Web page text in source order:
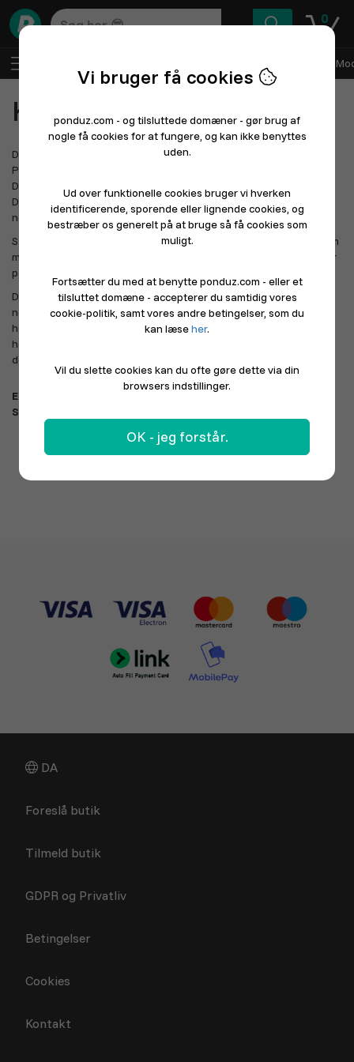
0
Kontakt Ponduz
Det er vigtigt for os at oplyse dig om at ponduz.com, som drives af
Ponduz ApS, er 100% dansk, og afregner SKAT, MOMS osv. i
Danmark. Ingen penge overføres til udlandet - alt forbliver i
Danmark. Dét synes vi er værd at tænke over, når du handler på
nettet.
Samtidig arbejder vi hårdt på at gøre det så billigt og attraktivt som
muligt for danske butikker og online sælgere, at sælge deres varer
på nettet.
Du er altid velkommen til at kontakte ponduz.com via
nedenstående kontaktoplysninger. For at holde serviceniveauet
højt og omkostningerne nede, opfordrer vi til at indlede din
henvendelse med en email eller en SMS. Vi vender altid tilbage –
det garanterer vi.
E-mail:
SMS:
DA
Foreslå butik
Tilmeld butik
GDPR og Privatliv
Betingelser
Cookies
Kontakt
Vi bruger få cookies
ponduz.com - og tilsluttede domæner - gør brug af
nogle få cookies for at fungere, og kan ikke benyttes
uden.
Ud over funktionelle cookies bruger vi hverken
identificerende, sporende eller lignende cookies, og
bestræber os generelt på at bruge så få cookies som
muligt.
Fortsætter du med at benytte ponduz.com - eller et
tilsluttet domæne - accepterer du samtidig vores
cookie-politik, samt vores andre betingelser, som du
kan læseher.
Vil du slette cookies kan du ofte gøre dette via din
browsers indstillinger.
OK - jeg forstår.